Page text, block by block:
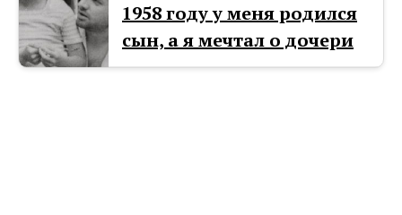
1958 году у меня родился
сын, а я мечтал о дочери